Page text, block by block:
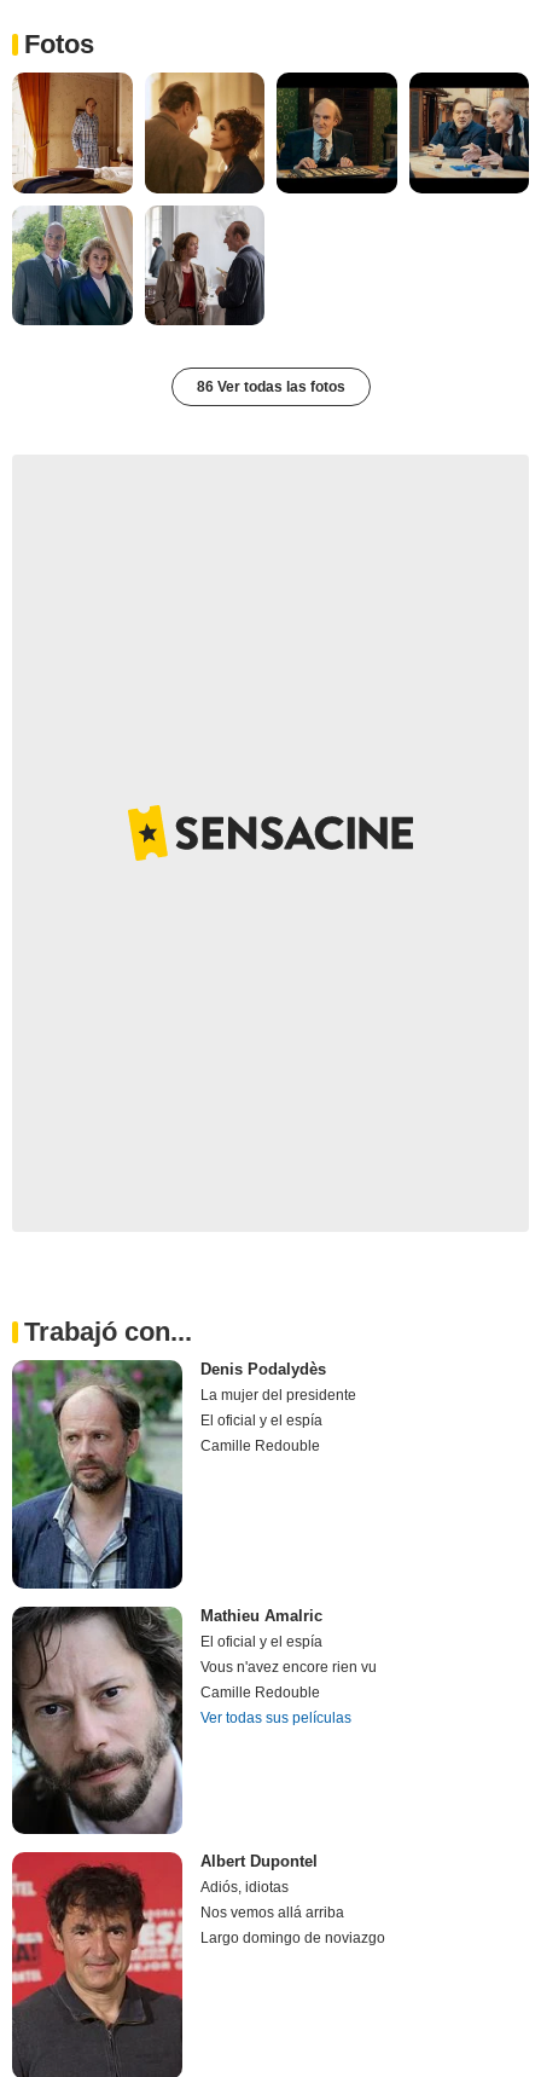
Fotos
86 Ver todas las fotos
Trabajó con...
Denis Podalydès
La mujer del presidente
El oficial y el espía
Camille Redouble
Mathieu Amalric
El oficial y el espía
Vous n'avez encore rien vu
Camille Redouble
Ver todas sus películas
Albert Dupontel
Adiós, idiotas
Nos vemos allá arriba
Largo domingo de noviazgo